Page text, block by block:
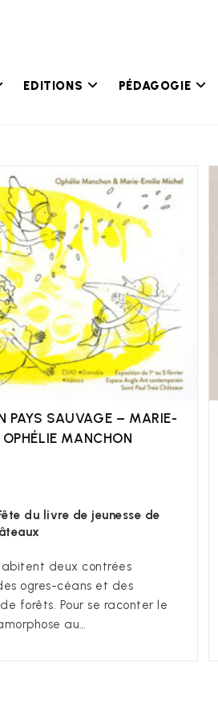
EDITIONS PÉDAGOGIE
PAYS SAUVAGE – MARIE-
MANCHON
du livre de jeunesse de
deux contrées
ogres-céans et des
forêts. Pour se raconter le
au…